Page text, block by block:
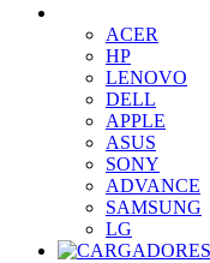
ACER
HP
LENOVO
DELL
APPLE
ASUS
SONY
ADVANCE
SAMSUNG
LG